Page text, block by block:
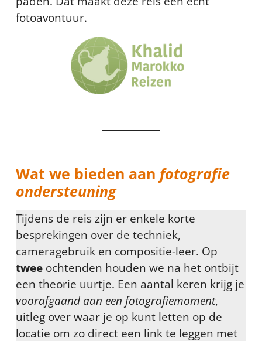
fotoavontuur.
Wat we bieden aan fotografie
ondersteuning
Tijdens de reis zijn er enkele korte
besprekingen over de techniek,
cameragebruik en compositie-leer. Op
tweeochtenden houden we na het ontbijt
een theorie uurtje. Een aantal keren krijg je
voorafgaand aan een fotografiemoment,
uitleg over waar je op kunt letten op de
locatie om zo direct een link te leggen met